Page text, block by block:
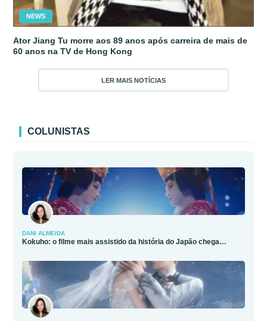
NEWS
Ator Jiang Tu morre aos 89 anos após carreira de mais de
60 anos na TV de Hong Kong
LER MAIS NOTÍCIAS
COLUNISTAS
DANI ALMEIDA
Kokuho: o filme mais assistido da história do Japão chega…